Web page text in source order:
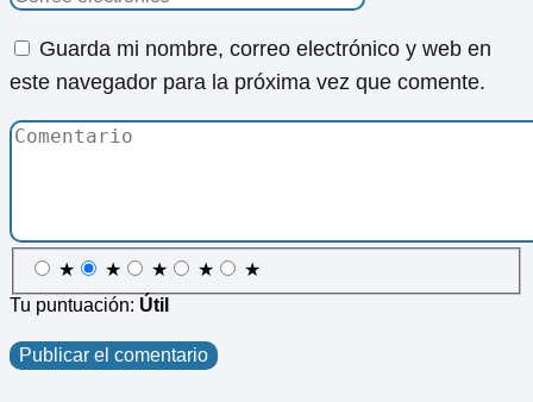
Guarda mi nombre, correo electrónico y web en
este navegador para la próxima vez que comente.
★ ★ ★ ★
★
Tu puntuación: Útil